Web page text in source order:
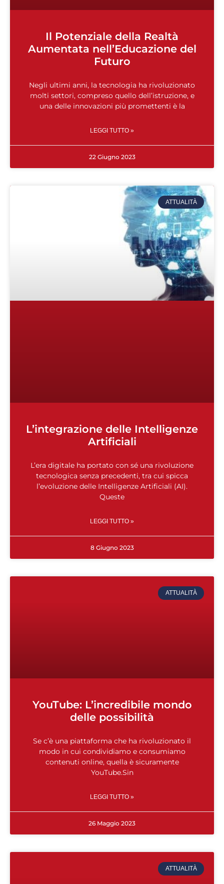
Il Potenziale della Realtà
Aumentata nell’Educazione del
Futuro
Negli ultimi anni, la tecnologia ha rivoluzionato
molti settori, compreso quello dell’istruzione, e
una delle innovazioni più promettenti è la
LEGGI TUTTO »
22 Giugno 2023
ATTUALITÀ
L’integrazione delle Intelligenze
Artificiali
L’era digitale ha portato con sé una rivoluzione
tecnologica senza precedenti, tra cui spicca
l’evoluzione delle Intelligenze Artificiali (AI).
Queste
LEGGI TUTTO »
8 Giugno 2023
ATTUALITÀ
YouTube: L’incredibile mondo
delle possibilità
Se c’è una piattaforma che ha rivoluzionato il
modo in cui condividiamo e consumiamo
contenuti online, quella è sicuramente
YouTube.Sin
LEGGI TUTTO »
26 Maggio 2023
ATTUALITÀ